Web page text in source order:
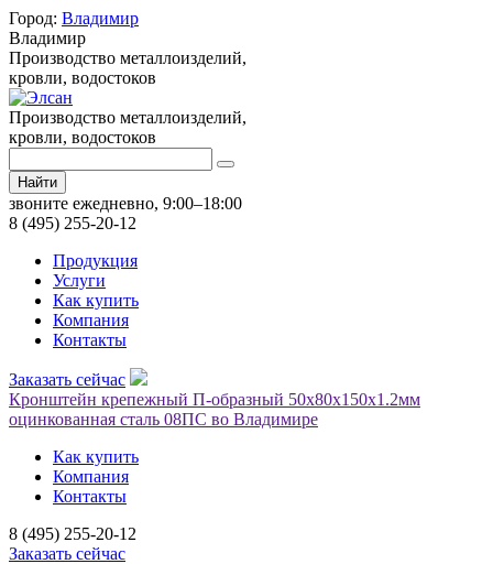
Город: Владимир
Владимир
Производство металлоизделий,
кровли, водостоков
Производство металлоизделий,
кровли, водостоков
Найти
звоните ежедневно, 9:00–18:00
8 (495) 255-20-12
Продукция
Услуги
Как купить
Компания
Контакты
Заказать сейчас
Кронштейн крепежный П-образный 50х80х150х1.2мм
оцинкованная сталь 08ПС во Владимире
Как купить
Компания
Контакты
8 (495) 255-20-12
Заказать сейчас